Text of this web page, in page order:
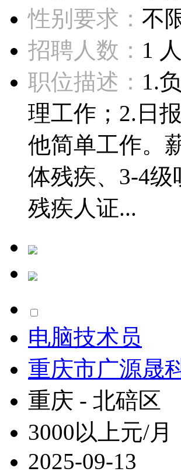
性别要求： 不
招聘人数： 1 人
职位描述： 1.
理工作；2.日
他简单工作。
体残疾、3-4
残疾人证...
电脑技术员
重庆市广源晟
重庆 - 北碚区
3000以上元/月
2025-09-13